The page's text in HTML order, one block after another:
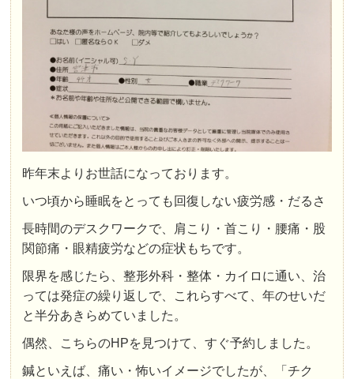
昨年末よりお世話になっております。
いつ頃から睡眠をとっても回復しない疲労感・だるさ
長時間のデスクワークで、肩こり・首こり・腰痛・股
関節痛・眼精疲労などの症状もちです。
限界を感じたら、整形外科・整体・カイロに通い、治
っては発症の繰り返しで、これらすべて、年のせいだ
と半分あきらめていました。
偶然、こちらのHPを見つけて、すぐ予約しました。
鍼といえば、痛い・怖いイメージでしたが、「チク